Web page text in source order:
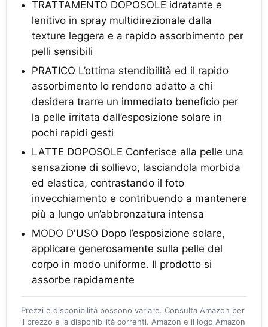
TRATTAMENTO DOPOSOLE idratante e
lenitivo in spray multidirezionale dalla
texture leggera e a rapido assorbimento per
pelli sensibili
PRATICO L’ottima stendibilità ed il rapido
assorbimento lo rendono adatto a chi
desidera trarre un immediato beneficio per
la pelle irritata dall’esposizione solare in
pochi rapidi gesti
LATTE DOPOSOLE Conferisce alla pelle una
sensazione di sollievo, lasciandola morbida
ed elastica, contrastando il foto
invecchiamento e contribuendo a mantenere
più a lungo un’abbronzatura intensa
MODO D'USO Dopo l’esposizione solare,
applicare generosamente sulla pelle del
corpo in modo uniforme. Il prodotto si
assorbe rapidamente
Prezzi e disponibilità possono variare. Consulta Amazon per
il prezzo e la disponibilità correnti. Amazon e il logo Amazon